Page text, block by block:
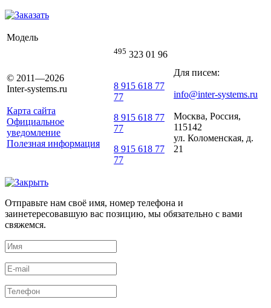
Модель
© 2011—2026
Inter-systems.ru
Карта сайта
Официальное
уведомление
Полезная информация
495 323 01 96
8 915 618 77
77
8 915 618 77
77
8 915 618 77
77
Для писем:
info@inter-systems.ru
Москва, Россия,
115142
ул. Коломенская, д.
21
Отправьте нам своё имя, номер телефона и
заинетересовавшую вас позицию, мы обязательно с вами
свяжемся.